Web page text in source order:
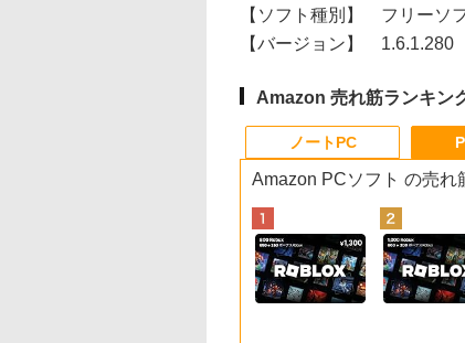
【ソフト種別】
フリーソ
【バージョン】
1.6.1.280
Amazon 売れ筋ランキン
ノートPC
Amazon PCソフト の売れ